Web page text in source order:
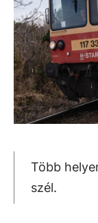
Több
szél.